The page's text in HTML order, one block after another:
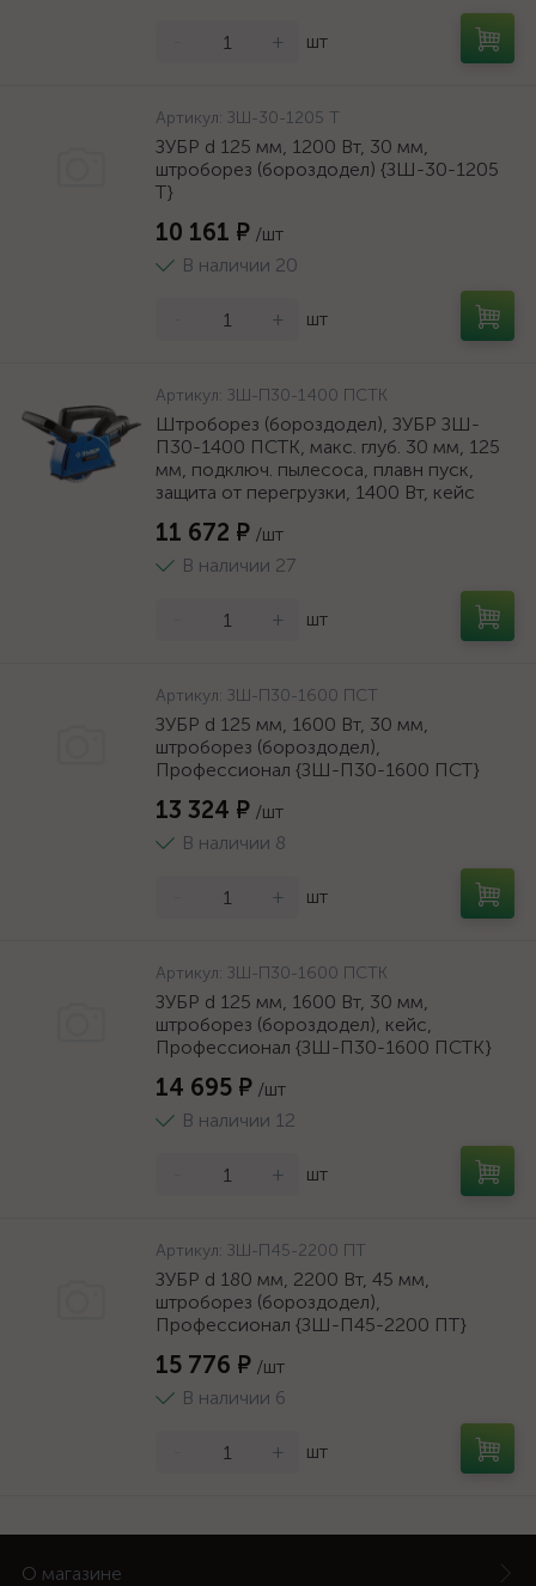
+ шт
Артикул: ЗШ-30-1205 Т
ЗУБР d 125 мм, 1200 Вт, 30 мм,
штроборез (бороздодел) {ЗШ-30-1205
Т}
10 161 ₽ /шт
В наличии 20
+ шт
Артикул: ЗШ-П30-1400 ПСТК
Штроборез (бороздодел), ЗУБР ЗШ-
П30-1400 ПСТК, макс. глуб. 30 мм, 125
мм, подключ. пылесоса, плавн пуск,
защита от перегрузки, 1400 Вт, кейс
11 672 ₽ /шт
В наличии 27
+ шт
Артикул: ЗШ-П30-1600 ПСТ
ЗУБР d 125 мм, 1600 Вт, 30 мм,
штроборез (бороздодел),
Профессионал {ЗШ-П30-1600 ПСТ}
13 324 ₽ /шт
В наличии 8
+ шт
Артикул: ЗШ-П30-1600 ПСТК
ЗУБР d 125 мм, 1600 Вт, 30 мм,
штроборез (бороздодел), кейс,
Профессионал {ЗШ-П30-1600 ПСТК}
14 695 ₽ /шт
В наличии 12
+ шт
Артикул: ЗШ-П45-2200 ПТ
ЗУБР d 180 мм, 2200 Вт, 45 мм,
штроборез (бороздодел),
Профессионал {ЗШ-П45-2200 ПТ}
15 776 ₽ /шт
В наличии 6
+ шт
О магазине